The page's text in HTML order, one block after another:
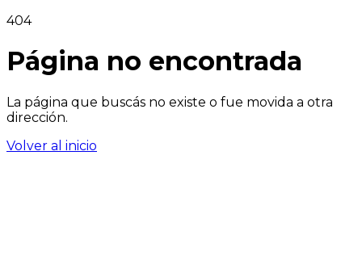
404
Página no encontrada
La página que buscás no existe o fue movida a otra
dirección.
Volver al inicio